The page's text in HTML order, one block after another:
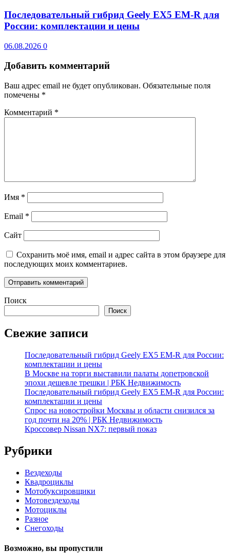
Последовательный гибрид Geely EX5 EM-R для
России: комплектации и цены
06.08.2026 0
Добавить комментарий
Ваш адрес email не будет опубликован. Обязательные поля
помечены *
Комментарий *
Имя *
Email *
Сайт
Сохранить моё имя, email и адрес сайта в этом браузере для
последующих моих комментариев.
Поиск
Поиск
Свежие записи
Последовательный гибрид Geely EX5 EM-R для России:
комплектации и цены
В Москве на торги выставили палаты допетровской
эпохи дешевле трешки | РБК Недвижимость
Последовательный гибрид Geely EX5 EM-R для России:
комплектации и цены
Спрос на новостройки Москвы и области снизился за
год почти на 20% | РБК Недвижимость
Кроссовер Nissan NX7: первый показ
Рубрики
Вездеходы
Квадроциклы
Мотобуксировщики
Мотовездеходы
Мотоциклы
Разное
Снегоходы
Возможно, вы пропустили